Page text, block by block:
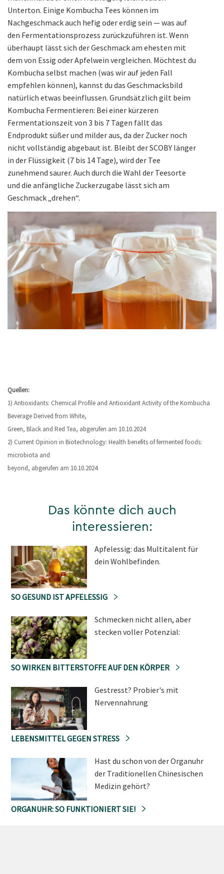
Unterton. Einige Kombucha Tees können im
Nachgeschmack auch hefig oder erdig sein — was auf
den Fermentationsprozess zurückzuführen ist. Wenn
überhaupt lässt sich der Geschmack am ehesten mit
dem von Essig oder Apfelwein vergleichen. Möchtest du
Kombucha selbst machen (was wir auf jeden Fall
empfehlen können), kannst du das Geschmacksbild
natürlich etwas beeinflussen. Grundsätzlich gilt beim
Kombucha Fermentieren: Bei einer kürzeren
Fermentationszeit von 3 bis 7 Tagen fällt das
Endprodukt süßer und milder aus, da der Zucker noch
nicht vollständig abgebaut ist. Bleibt der SCOBY länger
in der Flüssigkeit (7 bis 14 Tage), wird der Tee
zunehmend saurer. Auch durch die Wahl der Teesorte
und die anfängliche Zuckerzugabe lässt sich am
Geschmack „drehen“.
Quellen:
1) Antioxidants: Chemical Profile and Antioxidant Activity of the Kombucha
Beverage Derived from White,
Green, Black and Red Tea, abgerufen am 10.10.2024
2) Current Opinion in Biotechnology: Health benefits of fermented foods:
microbiota and
beyond, abgerufen am 10.10.2024
Das könnte dich auch
interessieren:
Apfelessig: das Multitalent für
dein Wohlbefinden.
SO GESUND IST APFELESSIG
Schmecken nicht allen, aber
stecken voller Potenzial:
SO WIRKEN BITTERSTOFFE AUF DEN KÖRPER
Gestresst? Probier's mit
Nervennahrung
LEBENSMITTEL GEGEN STRESS
Hast du schon von der Organuhr
der Traditionellen Chinesischen
Medizin gehört?
ORGANUHR: SO FUNKTIONIERT SIE!